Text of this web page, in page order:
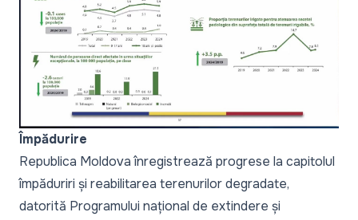
Împădurire
Republica Moldova înregistrează progrese la capitolul
împăduriri și reabilitarea terenurilor degradate,
datorită Programului național de extindere și